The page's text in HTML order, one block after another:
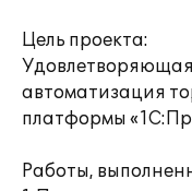
Цель проекта:
автоматизация
платформы
Работы,